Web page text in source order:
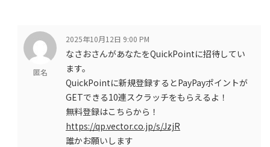
匿名
2025年10月12日 9:00 PM
なさおさんがあなたをQuickPointに招待してい
ます。
QuickPointに新規登録するとPayPayポイントが
GETできる10連スクラッチをもらえるよ！
無料登録はこちらから！
https://qp.vector.co.jp/s/JzjR
誰かお願いします